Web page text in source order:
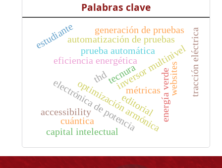
Palabras clave
editorial
tecnura
inversor multinivel
optimización armónica
thd
electrónica de potencia
tracción eléctrica
energía verde
eficiencia energética
prueba automática
automatización de pruebas
generación de pruebas
accessibility
websites
cuántica
métricas
estudiante
capital intelectual